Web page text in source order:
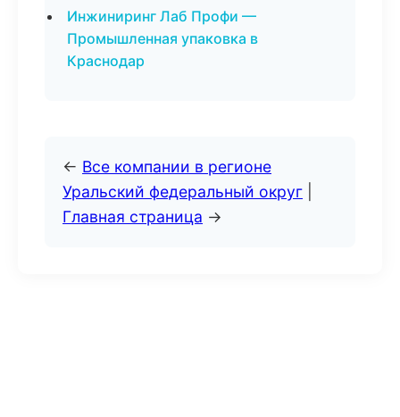
Инжиниринг Лаб Профи —
Промышленная упаковка в
Краснодар
← Все компании в регионе
Уральский федеральный округ
Главная страница →